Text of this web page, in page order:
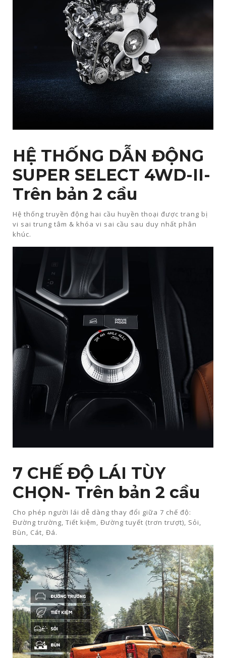
HỆ THỐNG DẪN ĐỘNG
SUPER SELECT 4WD-II​​-
Trên bản 2 cầu
Hệ thống truyền động hai cầu huyền thoại được trang bị
vi sai trung tâm & khóa vi sai cầu sau duy nhất phân
khúc.​
7 CHẾ ĐỘ LÁI TÙY
CHỌN​- Trên bản 2 cầu
Cho phép người lái dễ dàng thay đổi giữa 7 chế độ:
Đường trường, Tiết kiệm, Đường tuyết (trơn trượt), Sỏi,
Bùn, Cát, Đá.​